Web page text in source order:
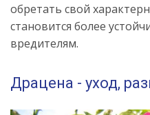
обретать свой
становится более
вредителям.
Драцена - уход,